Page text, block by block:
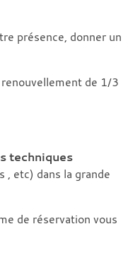
présence, donner un
de 1/3
techniques
, etc) dans la grande
de réservation vous